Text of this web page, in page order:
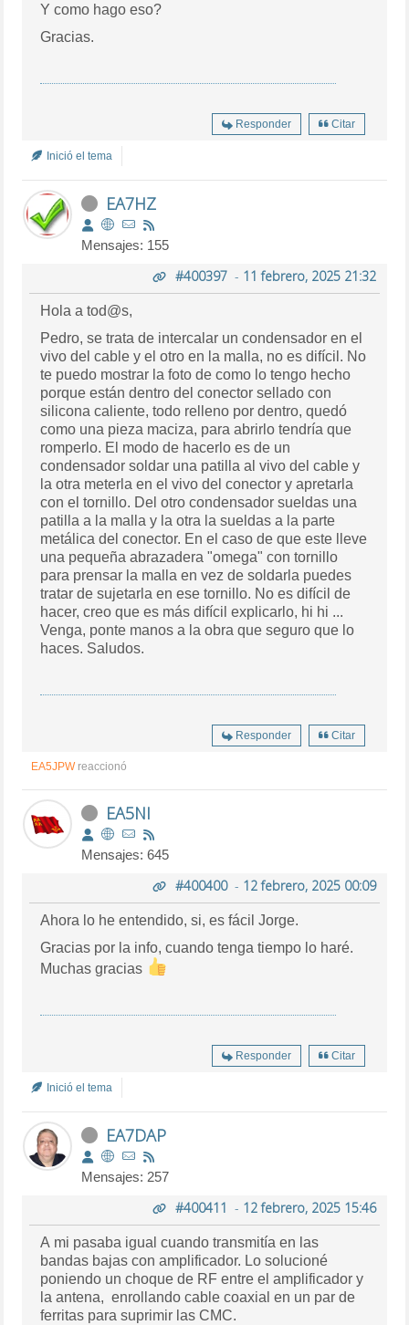
Y como hago eso?
Gracias.
Responder Citar
Inició el tema
EA7HZ
Mensajes: 155
#400397- 11 febrero, 2025 21:32
Hola a tod@s,
Pedro, se trata de intercalar un condensador en el
vivo del cable y el otro en la malla, no es difícil. No
te puedo mostrar la foto de como lo tengo hecho
porque están dentro del conector sellado con
silicona caliente, todo relleno por dentro, quedó
como una pieza maciza, para abrirlo tendría que
romperlo. El modo de hacerlo es de un
condensador soldar una patilla al vivo del cable y
la otra meterla en el vivo del conector y apretarla
con el tornillo. Del otro condensador sueldas una
patilla a la malla y la otra la sueldas a la parte
metálica del conector. En el caso de que este lleve
una pequeña abrazadera "omega" con tornillo
para prensar la malla en vez de soldarla puedes
tratar de sujetarla en ese tornillo. No es difícil de
hacer, creo que es más difícil explicarlo, hi hi ...
Venga, ponte manos a la obra que seguro que lo
haces. Saludos.
Responder Citar
EA5JPWreaccionó
EA5NI
Mensajes: 645
#400400- 12 febrero, 2025 00:09
Ahora lo he entendido, si, es fácil Jorge.
Gracias por la info, cuando tenga tiempo lo haré.
Muchas gracias
Responder Citar
Inició el tema
EA7DAP
Mensajes: 257
#400411 - 12 febrero, 2025 15:46
A mi pasaba igual cuando transmitía en las
bandas bajas con amplificador. Lo solucioné
poniendo un choque de RF entre el amplificador y
la antena, enrollando cable coaxial en un par de
ferritas para suprimir las CMC.